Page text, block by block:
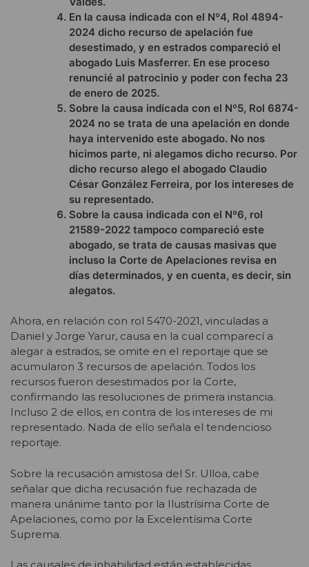
En la causa indicada con el Nº4, Rol 4894-
2024 dicho recurso de apelación fue
desestimado, y en estrados compareció el
abogado Luis Masferrer. En ese proceso
renuncié al patrocinio y poder con fecha 23
de enero de 2025.
Sobre la causa indicada con el Nº5, Rol 6874-
2024 no se trata de una apelación en donde
haya intervenido este abogado. No nos
hicimos parte, ni alegamos dicho recurso. Por
dicho recurso alego el abogado Claudio
César González Ferreira, por los intereses de
su representado.
Sobre la causa indicada con el Nº6, rol
21589-2022 tampoco compareció este
abogado, se trata de causas masivas que
incluso la Corte de Apelaciones revisa en
días determinados, y en cuenta, es decir, sin
alegatos.
Ahora, en relación con rol 5470-2021, vinculadas a
Daniel y Jorge Yarur, causa en la cual comparecí a
alegar a estrados, se omite en el reportaje que se
acumularon 3 recursos de apelación. Todos los
recursos fueron desestimados por la Corte,
confirmando las resoluciones de primera instancia.
Incluso 2 de ellos, en contra de los intereses de mi
representado. Nada de ello señala el tendencioso
reportaje.
Sobre la recusación amistosa del Sr. Ulloa, cabe
señalar que dicha recusación fue rechazada de
manera unánime tanto por la Ilustrísima Corte de
Apelaciones, como por la Excelentísima Corte
Suprema.